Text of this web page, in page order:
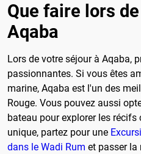
Que faire lors
Aqaba
Lors de votre séjour à Aqaba,
passionnantes. Si vous êtes
marine, Aqaba est l'un des
Rouge. Vous pouvez aussi
bateau pour explorer les
unique, partez pour une
dans le Wadi Rum et passer la